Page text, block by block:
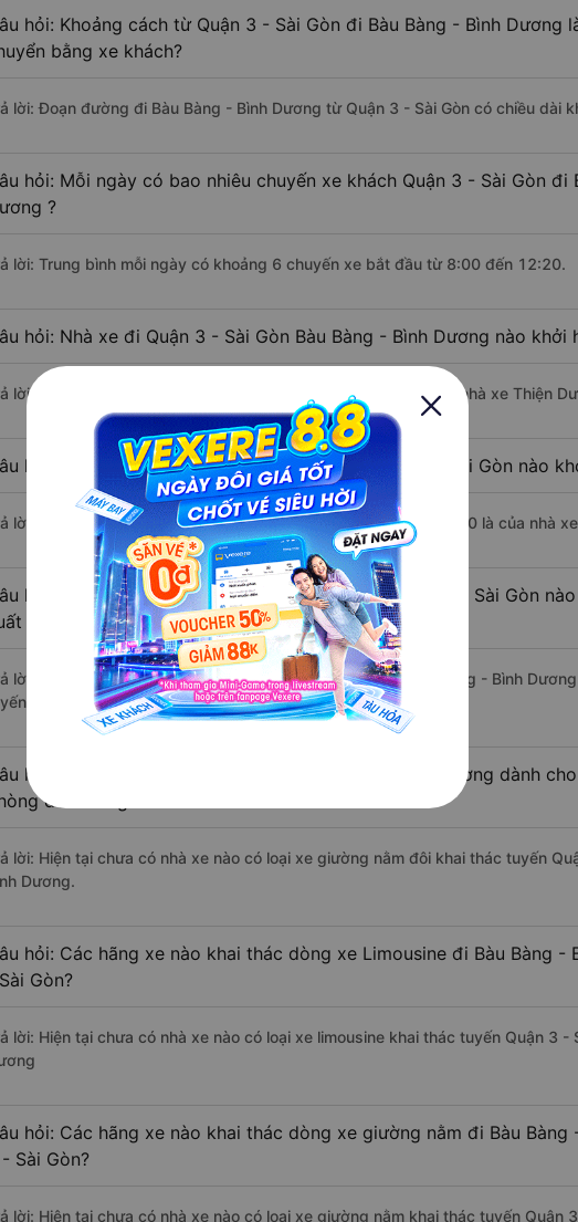
hỏi: Khoảng cách từ Quận 3 - Sài Gòn đi Bàu Bàng - Bình Dương
bằng xe khách?
lời: Đoạn đường đi Bàu Bàng - Bình Dương từ Quận 3 - Sài Gòn có chiều dài
hỏi: Mỗi ngày có bao nhiêu chuyến xe khách Quận 3 - Sài Gòn đi
?
lời: Trung bình mỗi ngày có khoảng 6 chuyến xe bắt đầu từ 8:00 đến 12:20.
hỏi: Nhà xe đi Quận 3 - Sài Gòn Bàu Bàng - Bình Dương nào khởi
lời: Chuyến xe có giờ xuất phát sớm nhất vào lúc 8:00 là của nhà xe Thiện
hỏi: Nhà xe đi Bàu Bàng - Bình Dương từ Quận 3 - Sài Gòn nào
lời: Chuyến xe có giờ xuất phát trễ (muộn) nhất là vào lúc 12:20 là của nhà
hỏi: Review xe đi Bàu Bàng - Bình Dương từ Quận 3 - Sài Gòn
sắc, cao cấp nhất?
lời: Tạm thời chưa đủ review để đánh giá có nhà xe đi Bàu Bàng - Bình
đường này có chất lượng xuất sắc.
hỏi: Có loại xe Quận 3 - Sài Gòn Bàu Bàng - Bình Dương dành
đôi không?
lời: Hiện tại chưa có nhà xe nào có loại xe giường nằm đôi khai thác tuyến
Dương.
hỏi: Các hãng xe nào khai thác dòng xe Limousine đi Bàu Bàng -
Gòn?
lời: Hiện tại chưa có nhà xe nào có loại xe limousine khai thác tuyến Quận 3 -
hỏi: Các hãng xe nào khai thác dòng xe giường nằm đi Bàu Bàng
Sài Gòn?
lời: Hiện tại chưa có nhà xe nào có loại xe giường nằm khai thác tuyến Quận